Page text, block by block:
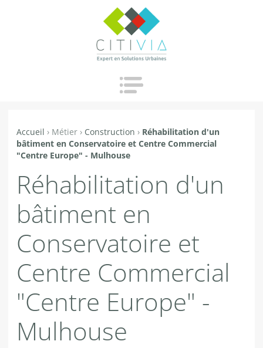
Jump to navigation
Vous
êtes
Accueil › Métier › Construction › Réhabilitation d'un
bâtiment en Conservatoire et Centre Commercial
"Centre Europe" - Mulhouse
Réhabilitation d'un
bâtiment en
Conservatoire et
Centre Commercial
"Centre Europe" -
Mulhouse